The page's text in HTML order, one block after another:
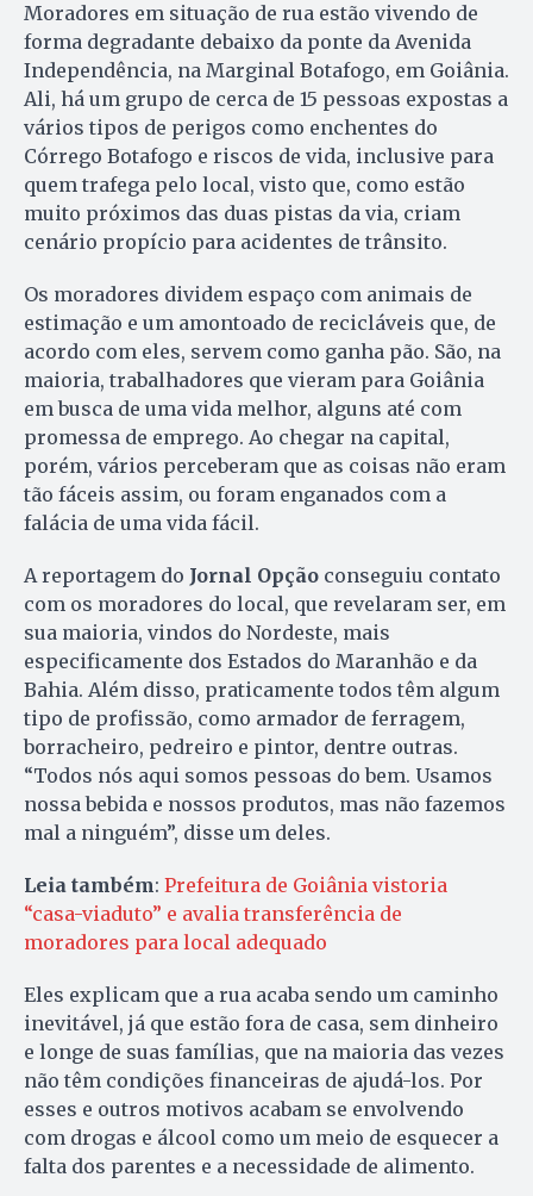
Moradores em situação de rua estão vivendo de
forma degradante debaixo da ponte da Avenida
Independência, na Marginal Botafogo, em Goiânia.
Ali, há um grupo de cerca de 15 pessoas expostas a
vários tipos de perigos como enchentes do
Córrego Botafogo e riscos de vida, inclusive para
quem trafega pelo local, visto que, como estão
muito próximos das duas pistas da via, criam
cenário propício para acidentes de trânsito.
Os moradores dividem espaço com animais de
estimação e um amontoado de recicláveis que, de
acordo com eles, servem como ganha pão. São, na
maioria, trabalhadores que vieram para Goiânia
em busca de uma vida melhor, alguns até com
promessa de emprego. Ao chegar na capital,
porém, vários perceberam que as coisas não eram
tão fáceis assim, ou foram enganados com a
falácia de uma vida fácil.
A reportagem do Jornal Opção conseguiu contato
com os moradores do local, que revelaram ser, em
sua maioria, vindos do Nordeste, mais
especificamente dos Estados do Maranhão e da
Bahia. Além disso, praticamente todos têm algum
tipo de profissão, como armador de ferragem,
borracheiro, pedreiro e pintor, dentre outras.
“Todos nós aqui somos pessoas do bem. Usamos
nossa bebida e nossos produtos, mas não fazemos
mal a ninguém”, disse um deles.
Leia também: Prefeitura de Goiânia vistoria
“casa-viaduto” e avalia transferência de
moradores para local adequado
Eles explicam que a rua acaba sendo um caminho
inevitável, já que estão fora de casa, sem dinheiro
e longe de suas famílias, que na maioria das vezes
não têm condições financeiras de ajudá-los. Por
esses e outros motivos acabam se envolvendo
com drogas e álcool como um meio de esquecer a
falta dos parentes e a necessidade de alimento.